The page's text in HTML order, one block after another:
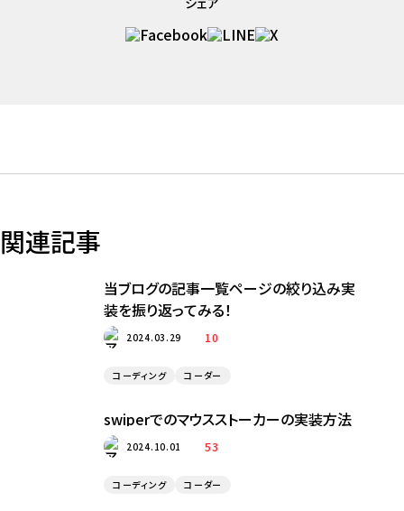
関連記事
当ブログの記事一覧ページの絞り込み実
装を振り返ってみる！
2024.03.29 10
コーディング コーダー
swiperでのマウスストーカーの実装方法
2024.10.01 53
コーディング コーダー